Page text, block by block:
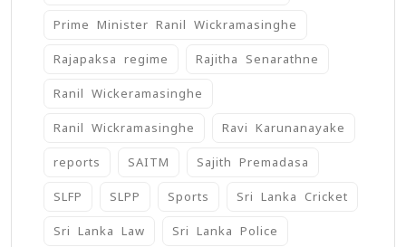
Prime Minister Ranil Wickramasinghe
Rajapaksa regime Rajitha Senarathne
Ranil Wickeramasinghe
Ranil Wickramasinghe Ravi Karunanayake
reports SAITM Sajith Premadasa
SLFP SLPP Sports Sri Lanka Cricket
Sri Lanka Law Sri Lanka Police